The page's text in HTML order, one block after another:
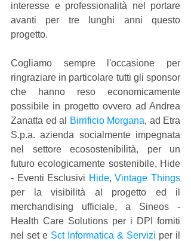
interesse e professionalità nel portare
avanti per tre lunghi anni questo
progetto.
Cogliamo sempre l'occasione per
ringraziare in particolare tutti gli sponsor
che hanno reso economicamente
possibile in progetto ovvero ad Andrea
Zanatta ed al
Birrificio Morgana, ad Etra
S.p.a. azienda socialmente impegnata
nel settore ecosostenibilità, per un
futuro ecologicamente sostenibile, Hide
- Eventi Esclusivi Hide, Vintage Things
per la visibilità al progetto ed il
merchandising ufficiale, a Sineos -
Health Care Solutions per i DPI forniti
nel set e Sct Informatica & Servizi per il